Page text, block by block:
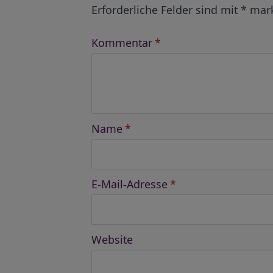
Erforderliche Felder sind mit *
Kommentar *
Name *
E-Mail-Adresse *
Website